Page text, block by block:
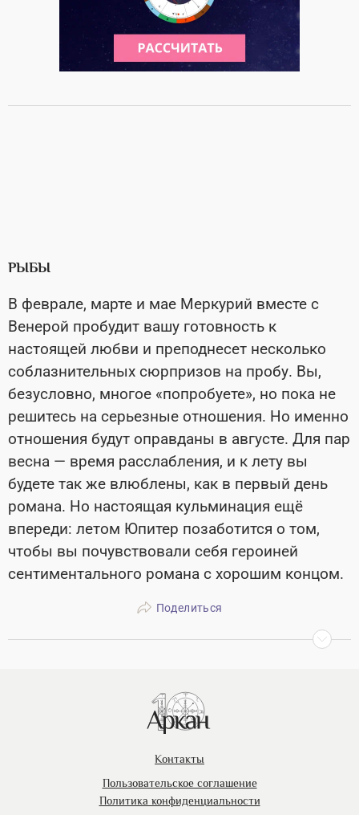
РЫБЫ
В феврале, марте и мае Меркурий вместе с
Венерой пробудит вашу готовность к
настоящей любви и преподнесет несколько
соблазнительных сюрпризов на пробу. Вы,
безусловно, многое «попробуете», но пока не
решитесь на серьезные отношения. Но именно
отношения будут оправданы в августе. Для пар
весна — время расслабления, и к лету вы
будете так же влюблены, как в первый день
романа. Но настоящая кульминация ещё
впереди: летом Юпитер позаботится о том,
чтобы вы почувствовали себя героиней
сентиментального романа с хорошим концом.
Поделиться
Контакты
Пользовательское соглашение
Политика конфиденциальности